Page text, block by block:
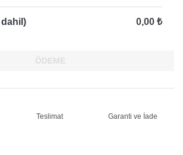
0,00 ₺
ÖDEME
Teslimat Garanti ve İade